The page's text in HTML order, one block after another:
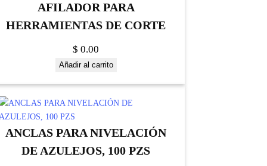
AFILADOR PARA
HERRAMIENTAS DE CORTE
$ 0.00
Añadir al carrito
ANCLAS PARA NIVELACIÓN
DE AZULEJOS, 100 PZS